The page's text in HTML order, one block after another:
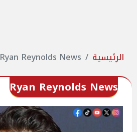
الرئيسية Ryan Reynolds News
Ryan Reynolds News